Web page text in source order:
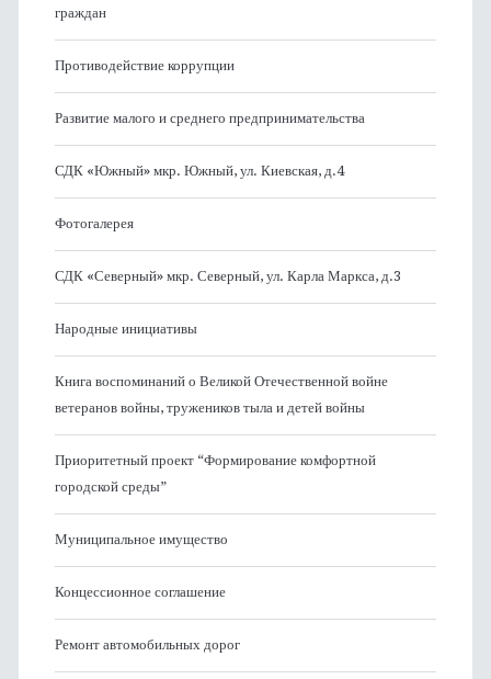
граждан
Противодействие коррупции
Развитие малого и среднего предпринимательства
СДК «Южный» мкр. Южный, ул. Киевская, д.4
Фотогалерея
СДК «Северный» мкр. Северный, ул. Карла Маркса, д.3
Народные инициативы
Книга воспоминаний о Великой Отечественной войне
ветеранов войны, тружеников тыла и детей войны
Приоритетный проект “Формирование комфортной
городской среды”
Муниципальное имущество
Концессионное соглашение
Ремонт автомобильных дорог